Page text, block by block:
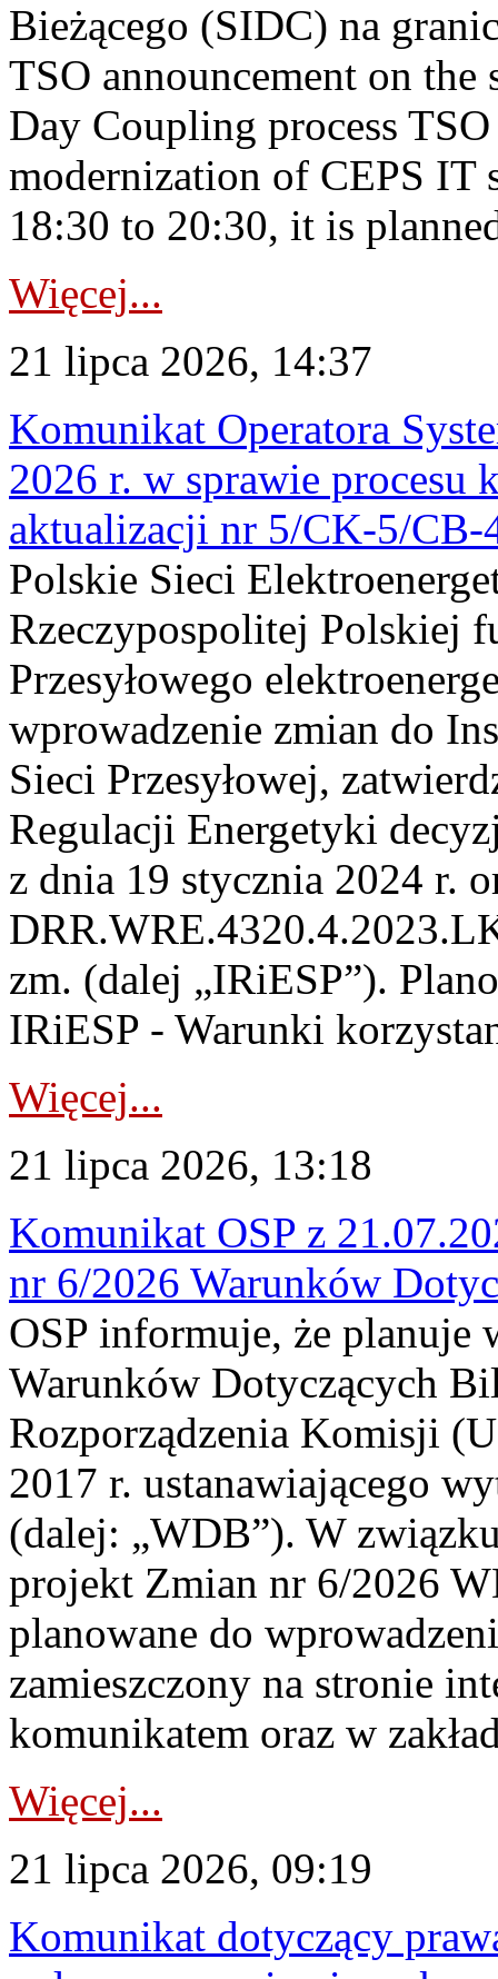
Bieżącego (SIDC) na
TSO announcement on
Day Coupling process
modernization of CEPS IT
18:30 to 20:30, it is
Więcej...
21 lipca 2026, 14:37
Komunikat Operatora
2026 r. w sprawie
aktualizacji nr 5/CK-5/CB-
Polskie Sieci
Rzeczypospolitej Polskiej
Przesyłowego
wprowadzenie zmian do
Sieci Przesyłowej,
Regulacji Energetyki
z dnia 19 stycznia 2024 r.
zm. (dalej „IRiESP”).
IRiESP - Warunki
Więcej...
21 lipca 2026, 13:18
Komunikat OSP z
nr 6/2026 Warunków
OSP informuje, że planuje
Warunków Dotyczących
Rozporządzenia Komisji
2017 r. ustanawiającego
(dalej: „WDB”). W
projekt Zmian nr 6/2026
planowane do
zamieszczony na stronie
komunikatem oraz w
Więcej...
21 lipca 2026, 09:19
Komunikat dotyczący